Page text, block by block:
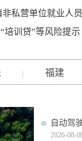
私营单位就业人
培训贷”等风险提示
福建
自动驾
2026-08-